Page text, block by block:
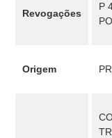
Revogações
P
Origem